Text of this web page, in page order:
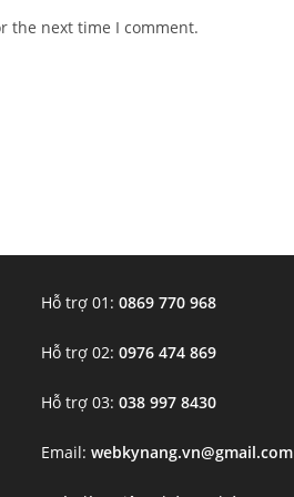
the next time I comment.
Hỗ trợ 01:0869 770 968
Hỗ trợ 02:0976 474 869
Hỗ trợ 03:038 997 8430
Email:webkynang.vn@gmail.com